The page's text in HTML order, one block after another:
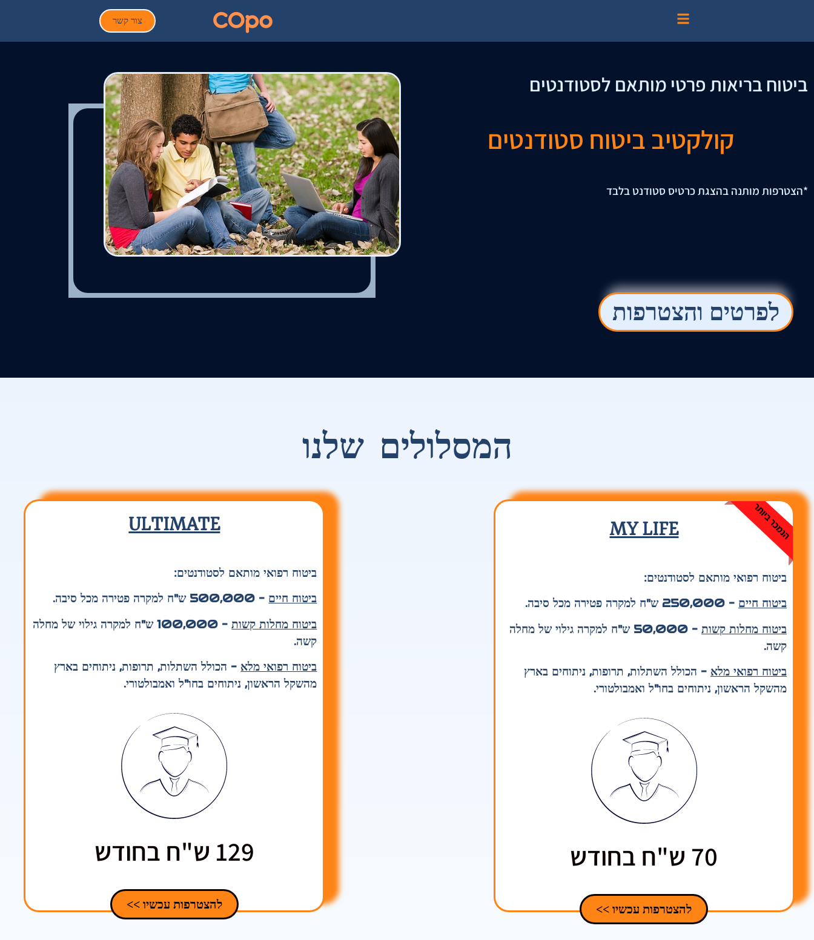
צור קשר
ביטוח בריאות פרטי מותאם לסטודנטים
קולקטיב ביטוח סטודנטים
*הצטרפות מותנה בהצגת כרטיס סטודנט בלבד
לפרטים והצטרפות
המסלולים שלנו
MY LIFE
ביטוח רפואי מותאם לסטודנטים:
ביטוח חיים – 250,000 ש"ח למקרה פטירה מכל סיבה.
ביטוח מחלות קשות
– 50,000 ש"ח למקרה גילוי של מחלה
קשה.
ביטוח רפואי מלא – הכולל השתלות, תרופות, ניתוחים בארץ
מהשקל הראשון, ניתוחים בחו"ל ואמבולטורי.
70 ש"ח בחודש
להצטרפות עכשיו >>
ULTIMATE
ביטוח רפואי מותאם לסטודנטים:
ביטוח חיים – 500,000 ש"ח למקרה פטירה מכל סיבה.
ביטוח מחלות קשות
– 100,000 ש"ח למקרה גילוי של מחלה
קשה.
ביטוח רפואי מלא – הכולל השתלות, תרופות, ניתוחים בארץ
מהשקל הראשון, ניתוחים בחו"ל ואמבולטורי.
129 ש"ח בחודש
להצטרפות עכשיו >>